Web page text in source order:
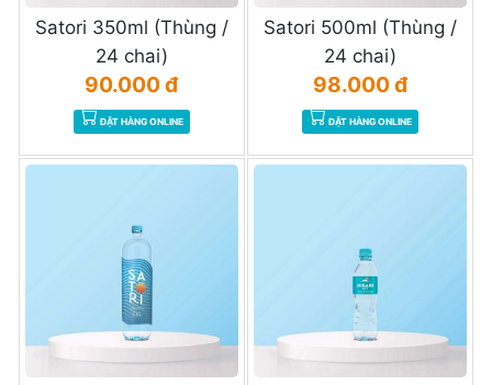
Satori 350ml (Thùng /
24 chai)
90.000 đ
ĐẶT HÀNG ONLINE
Satori 500ml (Thùng /
24 chai)
98.000 đ
ĐẶT HÀNG ONLINE